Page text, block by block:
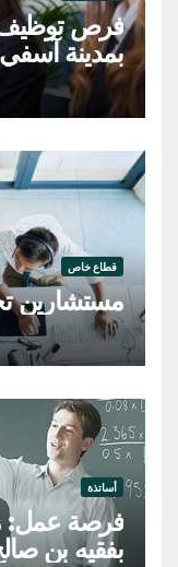
فرص توظيف
بمدينة
قطاع خاص
مستشارين
أساتذة
فرصة عمل:
بفقيه بن